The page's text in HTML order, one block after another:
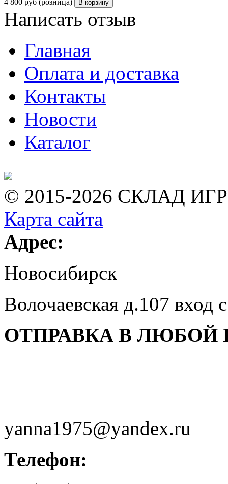
4 800 руб (розница) В корзину
Написать отзыв
Главная
Оплата и доставка
Контакты
Новости
Каталог
© 2015-2026 СКЛАД
Карта сайта
Адрес:
Новосибирск
Волочаевская д.107 вход
ОТПРАВКА В ЛЮБОЙ
yanna1975@yandex.ru
Телефон: